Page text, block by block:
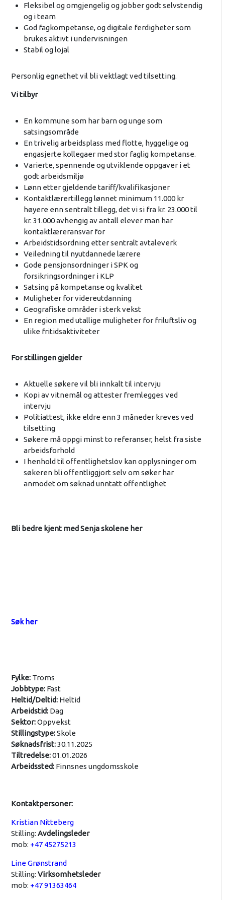
Fleksibel og omgjengelig og jobber godt selvstendig
og i team
God fagkompetanse, og digitale ferdigheter som
brukes aktivt i undervisningen
Stabil og lojal
Personlig egnethet vil bli vektlagt ved tilsetting.
Vi tilbyr
En kommune som har barn og unge som
satsingsområde
En trivelig arbeidsplass med flotte, hyggelige og
engasjerte kollegaer med stor faglig kompetanse.
Varierte, spennende og utviklende oppgaver i et
godt arbeidsmiljø
Lønn etter gjeldende tariff/kvalifikasjoner
Kontaktlærertillegg lønnet minimum 11.000 kr
høyere enn sentralt tillegg, det vi si fra kr. 23.000 til
kr. 31.000 avhengig av antall elever man har
kontaktlæreransvar for
Arbeidstidsordning etter sentralt avtaleverk
Veiledning til nyutdannede lærere
Gode pensjonsordninger i SPK og
forsikringsordninger i KLP
Satsing på kompetanse og kvalitet
Muligheter for videreutdanning
Geografiske områder i sterk vekst
En region med utallige muligheter for friluftsliv og
ulike fritidsaktiviteter
For stillingen gjelder
Aktuelle søkere vil bli innkalt til intervju
Kopi av vitnemål og attester fremlegges ved
intervju
Politiattest, ikke eldre enn 3 måneder kreves ved
tilsetting
Søkere må oppgi minst to referanser, helst fra siste
arbeidsforhold
I henhold til offentlighetslov kan opplysninger om
søkeren bli offentliggjort selv om søker har
anmodet om søknad unntatt offentlighet
Bli bedre kjent med Senja skolene her
Søk her
Fylke: Troms
Jobbtype: Fast
Heltid/Deltid: Heltid
Arbeidstid: Dag
Sektor:Oppvekst
Stillingstype:Skole
Søknadsfrist:30.11.2025
Tiltredelse:01.01.2026
Arbeidssted: Finnsnes ungdomsskole
Kontaktpersoner:
Kristian Nitteberg
Stilling: Avdelingsleder
mob: +47 45275213
Line Grønstrand
Stilling: Virksomhetsleder
mob: +47 91363464